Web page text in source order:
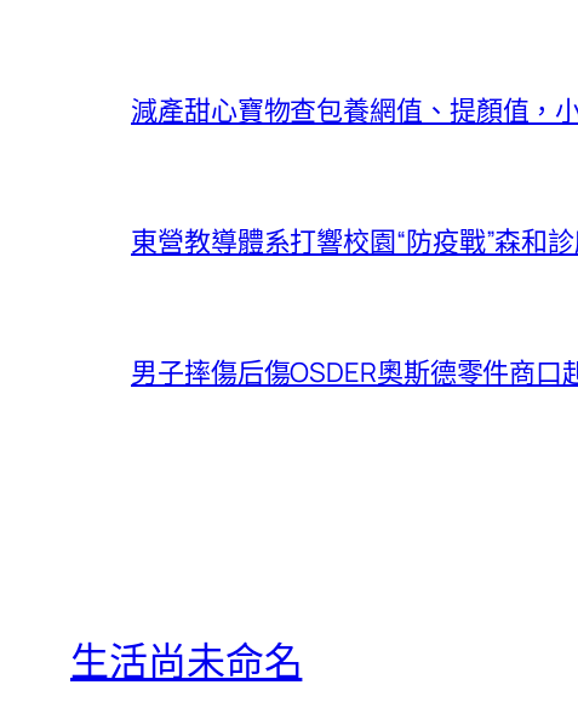
減產甜心寶物查包養網值、提顏值，
東營教導體系打響校園“防疫戰”森和
男子摔傷后傷OSDER奧斯德零件商
生活尚未命名